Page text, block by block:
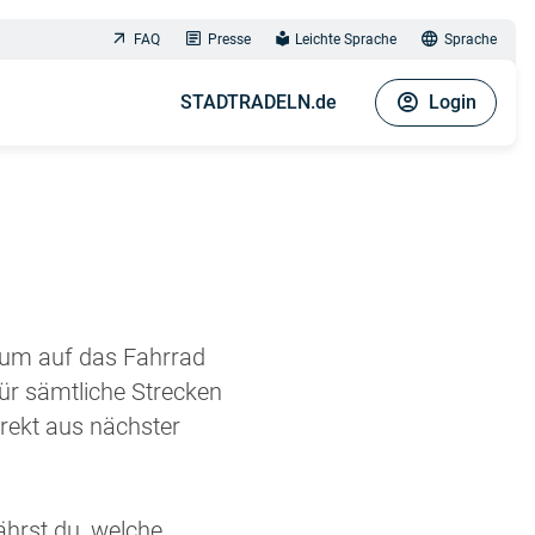
FAQ Presse Leichte Sprache Sprache
STADTRADELN.de Login
auf das Fahrrad
sämtliche Strecken
aus nächster